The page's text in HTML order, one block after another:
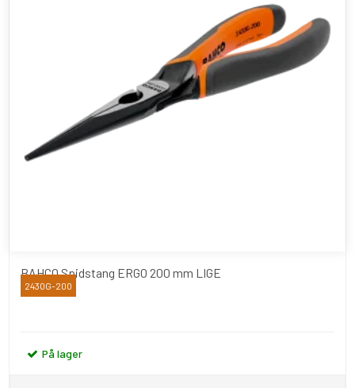
BAHCO Spidstang ERGO 200 mm LIGE
Bahco
2430G-200
På lager